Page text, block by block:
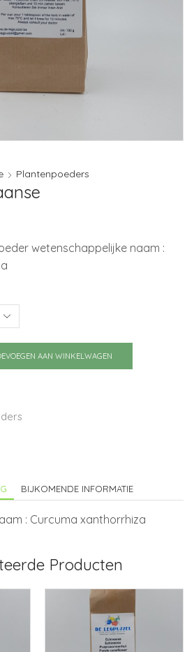
Plantenpoeders
wetenschappelijke naam :
AAN WINKELWAGEN
BIJKOMENDE INFORMATIE
: Curcuma xanthorrhiza
Producten